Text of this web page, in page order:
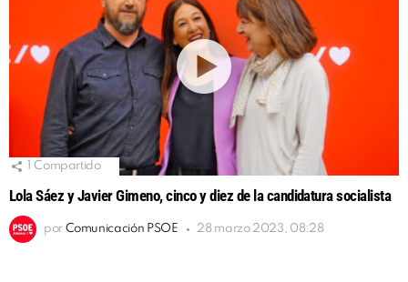
Compartido
Lola Sáez y Javier Gimeno, cinco y diez de la candidatura socialista
por Comunicación PSOE 28 marzo 2023, 08:28